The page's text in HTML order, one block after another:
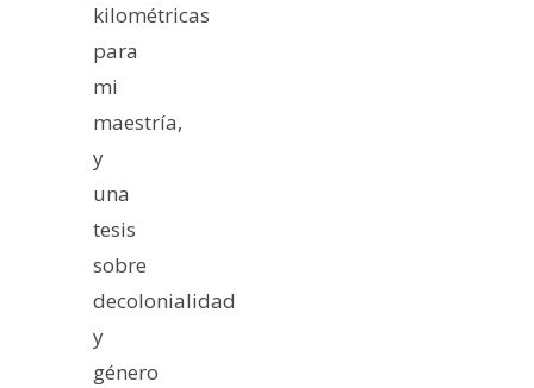
kilométricas
para
mi
maestría,
y
una
tesis
sobre
decolonialidad
y
género